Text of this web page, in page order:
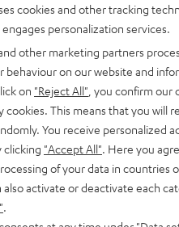
cookies and other tracking
personalization services.
other marketing partners
behaviour on our website and
on "Reject All" , you confirm
cookies. This means that you will
You receive personalized
clicking "Accept All" . Here you
of your data in countries
activate or deactivate each